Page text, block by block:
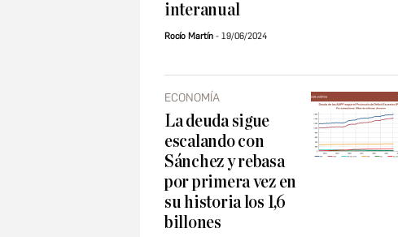
interanual
Rocío Martín 19/06/2024
ECONOMÍA
La deuda sigue
escalando con
Sánchez y rebasa
por primera vez en
su historia los 1,6
billones